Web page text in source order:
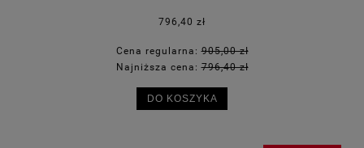
796,40 zł
Cena regularna:905,00 zł
Najniższa cena:796,40 zł
DO KOSZYKA